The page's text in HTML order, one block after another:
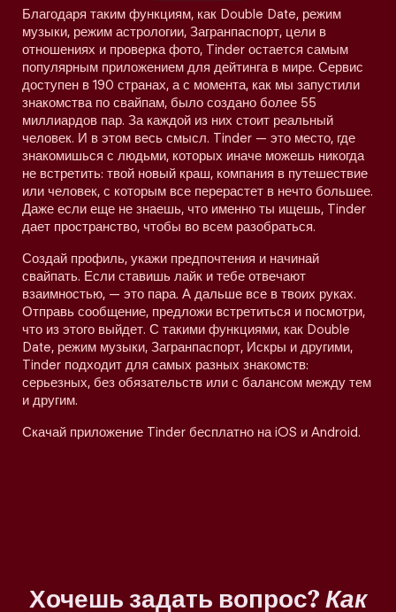
Благодаря таким функциям, как Double Date, режим
музыки, режим астрологии, Загранпаспорт, цели в
отношениях и проверка фото, Tinder остается самым
популярным приложением для дейтинга в мире. Сервис
доступен в 190 странах, а с момента, как мы запустили
знакомства по свайпам, было создано более 55
миллиардов пар. За каждой из них стоит реальный
человек. И в этом весь смысл. Tinder — это место, где
знакомишься с людьми, которых иначе можешь никогда
не встретить: твой новый краш, компания в путешествие
или человек, с которым все перерастет в нечто большее.
Даже если еще не знаешь, что именно ты ищешь, Tinder
дает пространство, чтобы во всем разобраться.
Создай профиль, укажи предпочтения и начинай
свайпать. Если ставишь лайк и тебе отвечают
взаимностью, — это пара. А дальше все в твоих руках.
Отправь сообщение, предложи встретиться и посмотри,
что из этого выйдет. С такими функциями, как Double
Date, режим музыки, Загранпаспорт, Искры и другими,
Tinder подходит для самых разных знакомств:
серьезных, без обязательств или с балансом между тем
и другим.
Скачай приложение Tinder бесплатно на iOS и Android.
Хочешь задать вопрос? Как